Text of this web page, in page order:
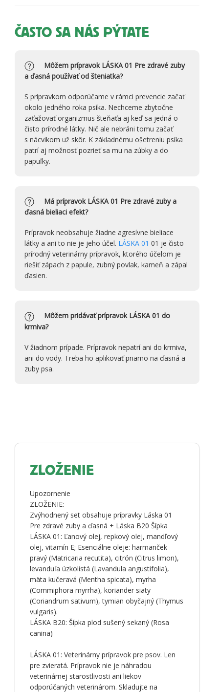
ČASTO SA NÁS PÝTATE
Môžem prípravok LÁSKA 01 Pre zdravé zuby
a ďasná používať od šteniatka?
S prípravkom odporúčame v rámci prevencie začať
okolo jedného roka psíka. Nechceme zbytočne
zaťažovať organizmus šteňaťa aj keď sa jedná o
čisto prírodné látky. Nič ale nebráni tomu začať
s nácvikom už skôr. K základnému ošetreniu psíka
patrí aj možnosť pozrieť sa mu na zúbky a do
papuľky.
Má prípravok LÁSKA 01 Pre zdravé zuby a
ďasná bieliaci efekt?
Prípravok neobsahuje žiadne agresívne bieliace
látky a ani to nie je jeho účel. LÁSKA 01 01 je čisto
prírodný veterinárny prípravok, ktorého účelom je
riešiť zápach z papule, zubný povlak, kameň a zápal
ďasien.
Môžem pridávať prípravok LÁSKA 01 do
krmiva?
V žiadnom prípade. Prípravok nepatrí ani do krmiva,
ani do vody. Treba ho aplikovať priamo na ďasná a
zuby psa.
ZLOŽENIE
Upozornenie
ZLOŽENIE:
Zvýhodnený set obsahuje prípravky Láska 01
Pre zdravé zuby a ďasná + Láska B20 Šípka
LÁSKA 01: Ľanový olej, repkový olej, mandľový
olej, vitamín E; Esenciálne oleje: harmanček
pravý (Matricaria recutita), citrón (Citrus limon),
levanduľa úzkolistá (Lavandula angustifolia),
mäta kučeravá (Mentha spicata), myrha
(Commiphora myrrha), koriander siaty
(Coriandrum sativum), tymian obyčajný (Thymus
vulgaris).
LÁSKA B20: Šípka plod sušený sekaný (Rosa
canina)
LÁSKA 01: Veterinárny prípravok pre psov. Len
pre zvieratá. Prípravok nie je náhradou
veterinárnej starostlivosti ani liekov
odporúčaných veterinárom. Skladujte na